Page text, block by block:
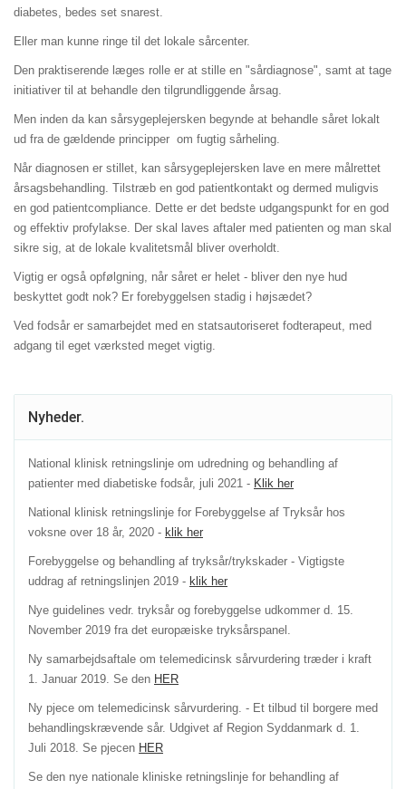
diabetes, bedes set snarest.
Eller man kunne ringe til det lokale sårcenter.
Den praktiserende læges rolle er at stille en "sårdiagnose", samt at tage
initiativer til at behandle den tilgrundliggende årsag.
Men inden da kan sårsygeplejersken begynde at behandle såret lokalt
ud fra de gældende principper om fugtig sårheling.
Når diagnosen er stillet, kan sårsygeplejersken lave en mere målrettet
årsagsbehandling. Tilstræb en god patientkontakt og dermed muligvis
en god patientcompliance. Dette er det bedste udgangspunkt for en god
og effektiv profylakse. Der skal laves aftaler med patienten og man skal
sikre sig, at de lokale kvalitetsmål bliver overholdt.
Vigtig er også opfølgning, når såret er helet - bliver den nye hud
beskyttet godt nok? Er forebyggelsen stadig i højsædet?
Ved fodsår er samarbejdet med en statsautoriseret fodterapeut, med
adgang til eget værksted meget vigtig.
Nyheder.
National klinisk retningslinje om udredning og behandling af
patienter med diabetiske fodsår, juli 2021 - Klik her
National klinisk retningslinje for Forebyggelse af Tryksår hos
voksne over 18 år, 2020 - klik her
Forebyggelse og behandling af tryksår/trykskader - Vigtigste
uddrag af retningslinjen 2019 - klik her
Nye guidelines vedr. tryksår og forebyggelse udkommer d. 15.
November 2019 fra det europæiske tryksårspanel.
Ny samarbejdsaftale om telemedicinsk sårvurdering træder i kraft
1. Januar 2019. Se den HER
Ny pjece om telemedicinsk sårvurdering. - Et tilbud til borgere med
behandlingskrævende sår. Udgivet af Region Syddanmark d. 1.
Juli 2018. Se pjecen HER
Se den nye nationale kliniske retningslinje for behandling af